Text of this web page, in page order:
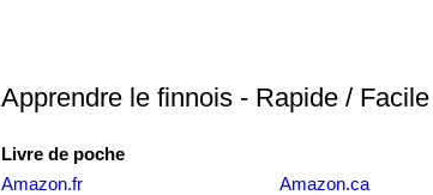
Apprendre le finnois - Rapide /
Livre de poche
Amazon.fr
Amazon.ca